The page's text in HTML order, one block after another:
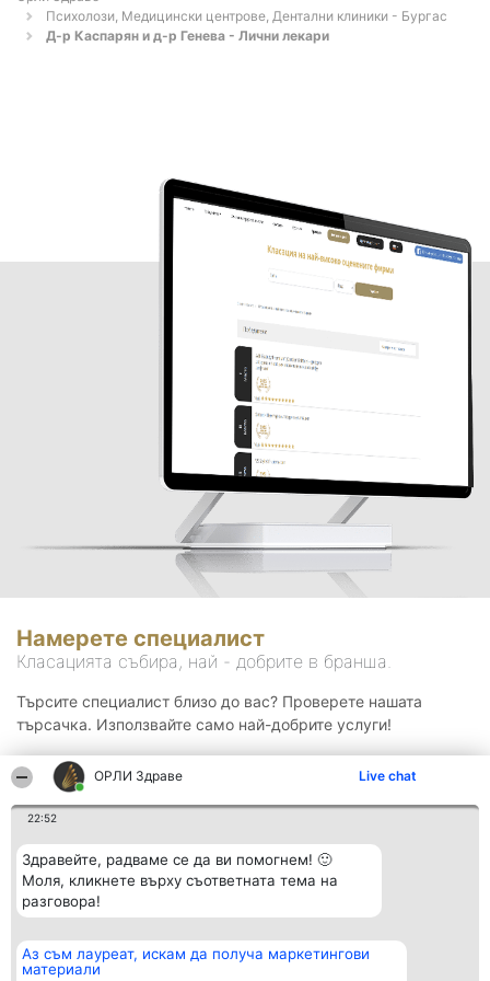
ОРЛИ Здраве Live chat
22:52
Здравейте, радваме се да ви помогнем! 🙂
Моля, кликнете върху съответната тема на
разговора!
Аз съм лауреат, искам да получа маркетингови
материали
Психолози, Медицински центрове, Дентални клиники - Бургас
Д-р Каспарян и д-р Генева - Лични лекари
Намерете специалист
Класацията събира, най - добрите в бранша.
Търсите специалист близо до вас? Проверете нашата
търсачка. Използвайте само най-добрите услуги!
Организатор на
класиране
Класация Контакти